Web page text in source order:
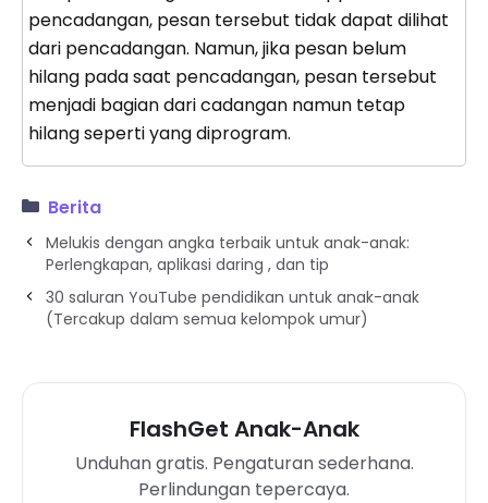
pencadangan, pesan tersebut tidak dapat dilihat
dari pencadangan. Namun, jika pesan belum
hilang pada saat pencadangan, pesan tersebut
menjadi bagian dari cadangan namun tetap
hilang seperti yang diprogram.
Berita
Melukis dengan angka terbaik untuk anak-anak:
Perlengkapan, aplikasi daring , dan tip
30 saluran YouTube pendidikan untuk anak-anak
(Tercakup dalam semua kelompok umur)
FlashGet Anak-Anak
Unduhan gratis. Pengaturan sederhana.
Perlindungan tepercaya.